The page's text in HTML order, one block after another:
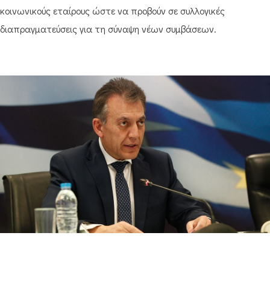
κοινωνικούς εταίρους ώστε να προβούν σε συλλογικές
διαπραγματεύσεις για τη σύναψη νέων συμβάσεων.